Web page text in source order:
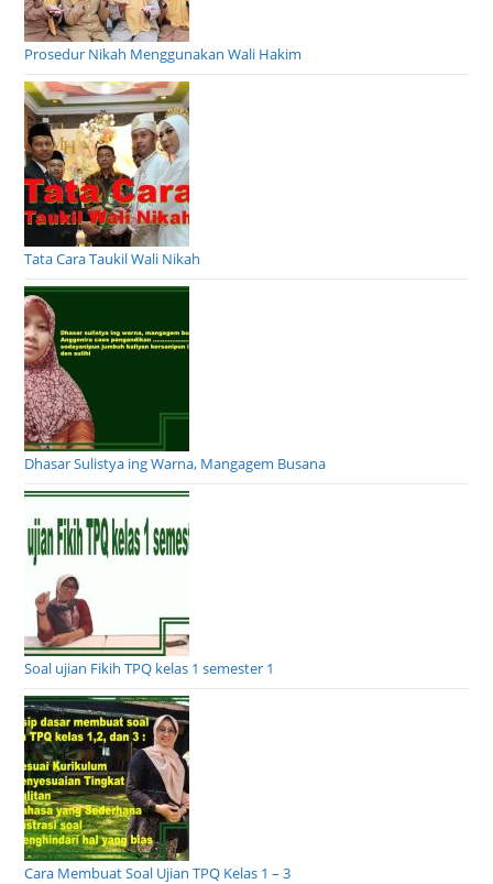
Prosedur Nikah Menggunakan Wali Hakim
Tata Cara Taukil Wali Nikah
Dhasar Sulistya ing Warna, Mangagem Busana
Soal ujian Fikih TPQ kelas 1 semester 1
Cara Membuat Soal Ujian TPQ Kelas 1 – 3